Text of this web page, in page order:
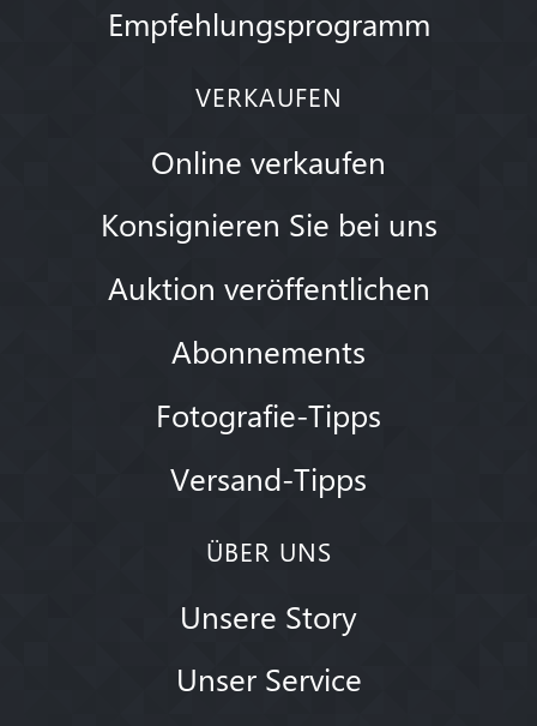
Empfehlungsprogramm
VERKAUFEN
Online verkaufen
Konsignieren Sie bei uns
Auktion veröffentlichen
Abonnements
Fotografie-Tipps
Versand-Tipps
ÜBER UNS
Unsere Story
Unser Service